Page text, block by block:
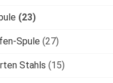
(23)
Spule (27)
Stahls (15)